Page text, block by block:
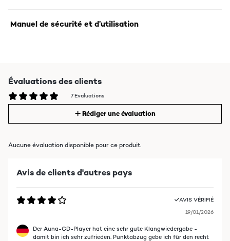
Manuel de sécurité et d’utilisation
Évaluations des clients
7 Evaluations
Rédiger une évaluation
Aucune évaluation disponible pour ce produit.
Avis de clients d'autres pays
AVIS VÉRIFIÉ
19/01/2026
Der Auna-CD-Player hat eine sehr gute Klangwiedergabe -
damit bin ich sehr zufrieden. Punktabzug gebe ich für den recht